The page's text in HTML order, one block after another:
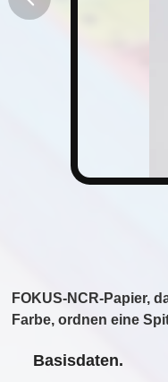
FOKUS-NCR-Papier,
Farbe, ordnen eine
Basisdaten.